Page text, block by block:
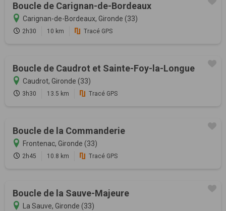
Boucle de Carignan-de-Bordeaux
Carignan-de-Bordeaux, Gironde (33)
2h30 10 km Tracé GPS
Boucle de Caudrot et Sainte-Foy-la-Longue
Caudrot, Gironde (33)
3h30 13.5 km Tracé GPS
Boucle de la Commanderie
Frontenac, Gironde (33)
2h45 10.8 km Tracé GPS
Boucle de la Sauve-Majeure
La Sauve, Gironde (33)